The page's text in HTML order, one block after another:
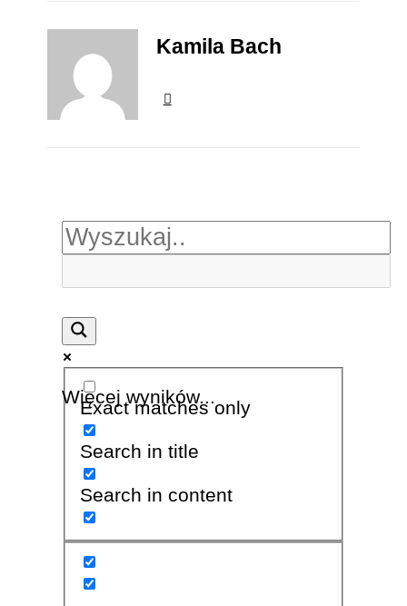
Kamila Bach
Więcej wyników...
Exact matches only
Search in title
Search in content